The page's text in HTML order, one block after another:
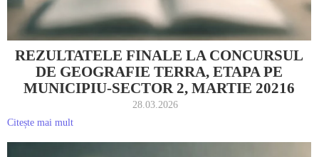
REZULTATELE FINALE LA CONCURSUL
DE GEOGRAFIE TERRA, ETAPA PE
MUNICIPIU-SECTOR 2, MARTIE 20216
28.03.2026
Citește mai mult